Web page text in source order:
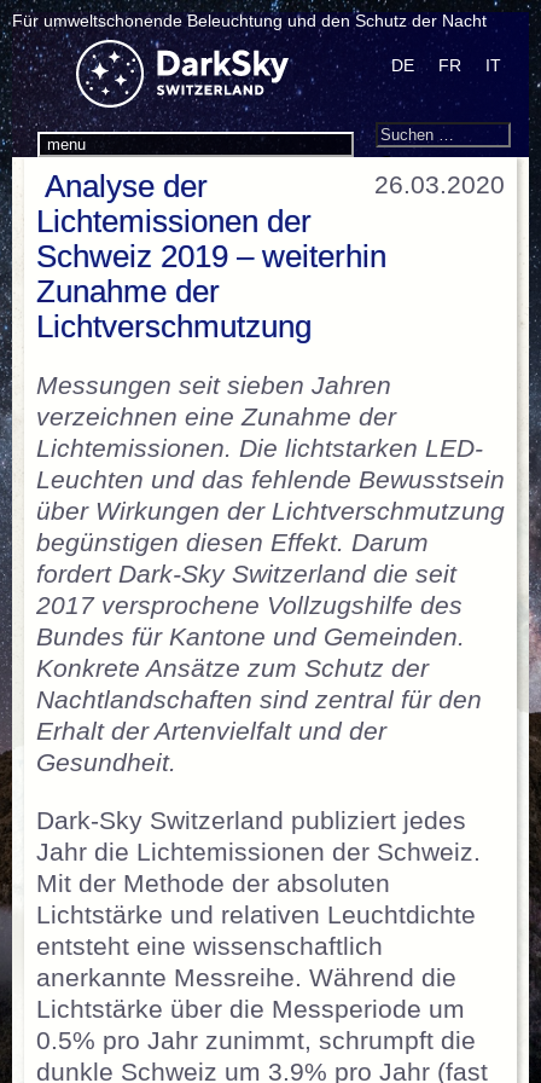
Für umweltschonende Beleuchtung und den Schutz der Nacht
menu
DE FR IT
Search
Suchen
26.03.2020
Analyse der
Lichtemissionen der
Schweiz 2019 – weiterhin
Zunahme der
Lichtverschmutzung
Messungen seit sieben Jahren
verzeichnen eine Zunahme der
Lichtemissionen. Die lichtstarken LED-
Leuchten und das fehlende Bewusstsein
über Wirkungen der Lichtverschmutzung
begünstigen diesen Effekt. Darum
fordert Dark-Sky Switzerland die seit
2017 versprochene Vollzugshilfe des
Bundes für Kantone und Gemeinden.
Konkrete Ansätze zum Schutz der
Nachtlandschaften sind zentral für den
Erhalt der Artenvielfalt und der
Gesundheit.
Dark-Sky Switzerland publiziert jedes
Jahr die Lichtemissionen der Schweiz.
Mit der Methode der absoluten
Lichtstärke und relativen Leuchtdichte
entsteht eine wissenschaftlich
anerkannte Messreihe. Während die
Lichtstärke über die Messperiode um
0.5% pro Jahr zunimmt, schrumpft die
dunkle Schweiz um 3.9% pro Jahr (fast